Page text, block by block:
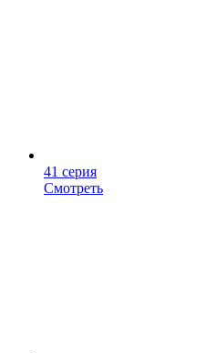
41 серия
Смотреть